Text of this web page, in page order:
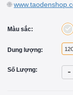
🌐
Màu sắc:
Dung lượng:
Số Lượng: -